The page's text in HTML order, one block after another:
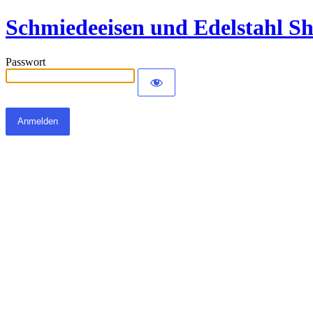
Schmiedeeisen und Edelstahl
Passwort